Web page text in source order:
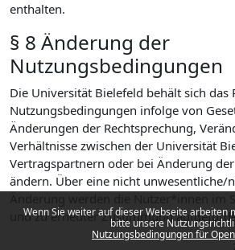
Wenn Sie weiter auf dieser Webseite arbeiten
bitte unsere
Nutzungsbedingungen für
enthalten.
§ 8 Änderung der
Nutzungsbedingungen
Die Universität Bielefeld behält sich das
Nutzungsbedingungen infolge von
Änderungen der Rechtsprechung,
Verhältnisse zwischen der Universität
Vertragspartnern oder bei Änderung
ändern. Über eine nicht unwesentliche/
und zu erneuter Zustimmung